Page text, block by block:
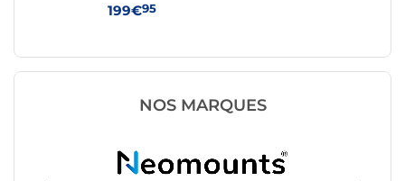
199€95
NOS MARQUES